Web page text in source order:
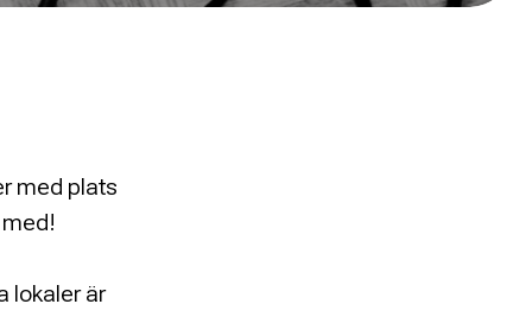
med plats
lokaler är